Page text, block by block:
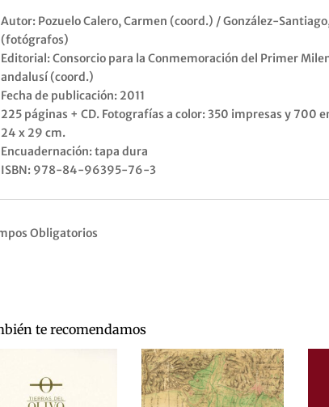
Autor: Pozuelo Calero, Carmen (coord.) / González-
(fotógrafos)
Editorial: Consorcio para la Conmemoración del Primer
andalusí (coord.)
Fecha de publicación: 2011
225 páginas + CD. Fotografías a color: 350 impresas y 700
24 x 29 cm.
Encuadernación: tapa dura
ISBN: 978-84-96395-76-3
Obligatorios
te recomendamos